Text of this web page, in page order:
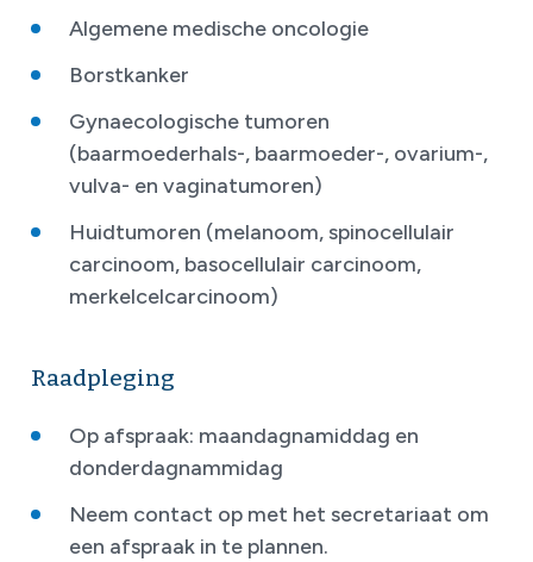
Algemene medische oncologie
Borstkanker
Gynaecologische tumoren
(baarmoederhals-, baarmoeder-, ovarium-,
vulva- en vaginatumoren)
Huidtumoren (melanoom, spinocellulair
carcinoom, basocellulair carcinoom,
merkelcelcarcinoom)
Raadpleging
Op afspraak: maandagnamiddag en
donderdagnammidag
Neem contact op met het secretariaat om
een afspraak in te plannen.